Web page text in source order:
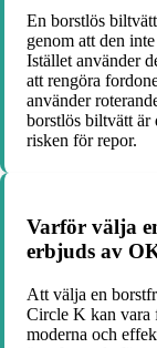
En borstlös
genom att den
Istället använder
att rengöra
använder
borstlös biltvätt är
risken för repor.
Varför välja
erbjuds av
Att välja en
Circle K kan vara
moderna och